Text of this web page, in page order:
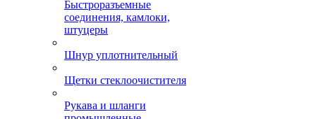
Быстроразъемные
соединения, камлоки,
штуцеры
Шнур уплотнительный
Щетки стеклоочистителя
Рукава и шланги